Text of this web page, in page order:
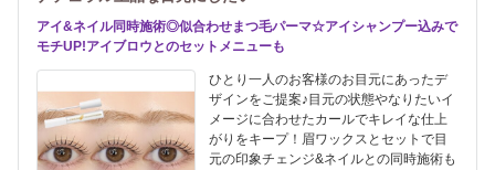
アイ&ネイル同時施術◎似合わせまつ毛パーマ☆アイシャンプー込みで
モチUP!アイブロウとのセットメニューも
ひとり一人のお客様のお目元にあったデ
ザインをご提案♪目元の状態やなりたいイ
メージに合わせたカールでキレイな仕上
がりをキープ！眉ワックスとセットで目
元の印象チェンジ&ネイルとの同時施術も